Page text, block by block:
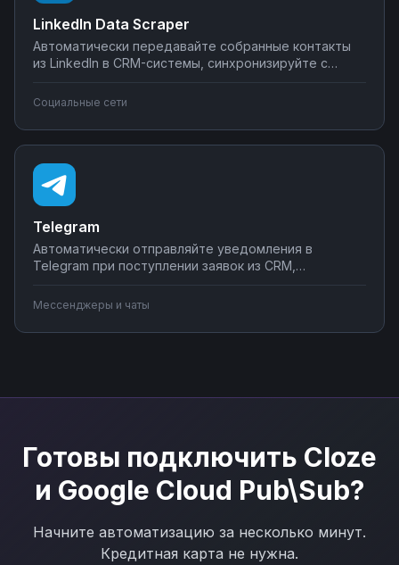
LinkedIn Data Scraper
Автоматически передавайте собранные контакты
из LinkedIn в CRM-системы, синхронизируйте с
продаж. Настройте интеграции LinkedIn Data Scraper
сложных сценариев обработки лидов.
Социальные сети
Telegram
Автоматически отправляйте уведомления в
Telegram при поступлении заявок из CRM,
запросов, синхронизируйте сообщения с системами
учета. Подключите мессенджер к вашим бизнес-
процессам через Nodul без программирования за
Мессенджеры и чаты
Готовы подключить Cloze
и Google Cloud Pub\Sub?
Начните автоматизацию за несколько минут.
Кредитная карта не нужна.